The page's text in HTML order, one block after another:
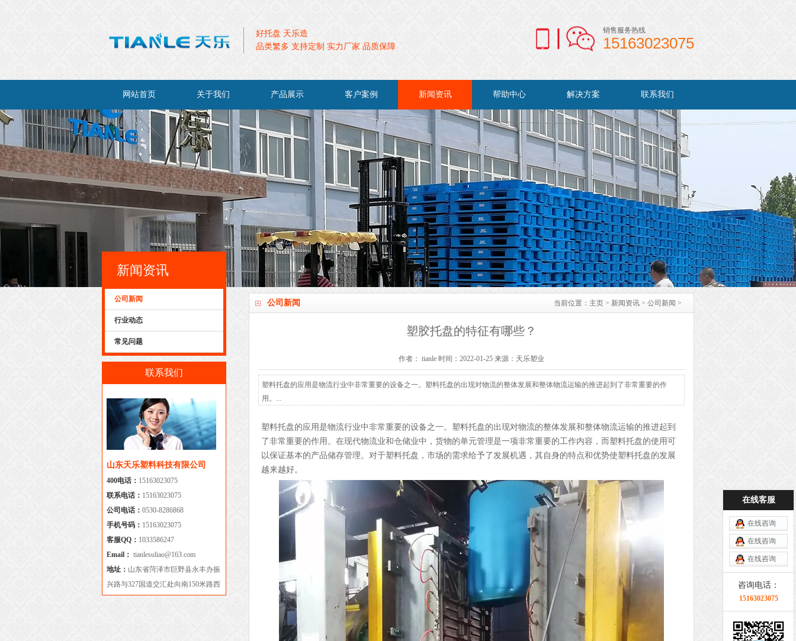
好托盘 天乐造
品类繁多 支持定制 实力厂家 品质保障
销售服务热线
15163023075
网站首页 关于我们 产品展示 客户案例 新闻资讯 帮助中心 解决方案 联系我们
公司新闻 当前位置： 主页 > 新闻资讯 > 公司新闻 >
塑胶托盘的特征有哪些？
作者： tianle 时间：2022-01-25 来源：天乐塑业
塑料托盘的应用是物流行业中非常重要的设备之一。塑料托盘的出现对物流的整体发展和整体物流运输的推进起到了非常重要的作
用。...
塑料托盘的应用是物流行业中非常重要的设备之一。塑料托盘的出现对物流的整体发展和整体物流运输的推进起到
了非常重要的作用。在现代物流业和仓储业中，货物的单元管理是一项非常重要的工作内容，而塑料托盘的使用可
以保证基本的产品储存管理。对于塑料托盘，市场的需求给予了发展机遇，其自身的特点和优势使塑料托盘的发展
越来越好。
新闻资讯
公司新闻
行业动态
常见问题
联系我们
山东天乐塑料科技有限公司
400电话： 15163023075
联系电话： 15163023075
公司电话： 0530-8286868
手机号码： 15163023075
客服QQ： 1033586247
Email： tianlesuliao@163.com
地址： 山东省菏泽市巨野县永丰办振
兴路与327国道交汇处向南150米路西
在线客服
在线咨询
在线咨询
在线咨询
咨询电话：
15163023075